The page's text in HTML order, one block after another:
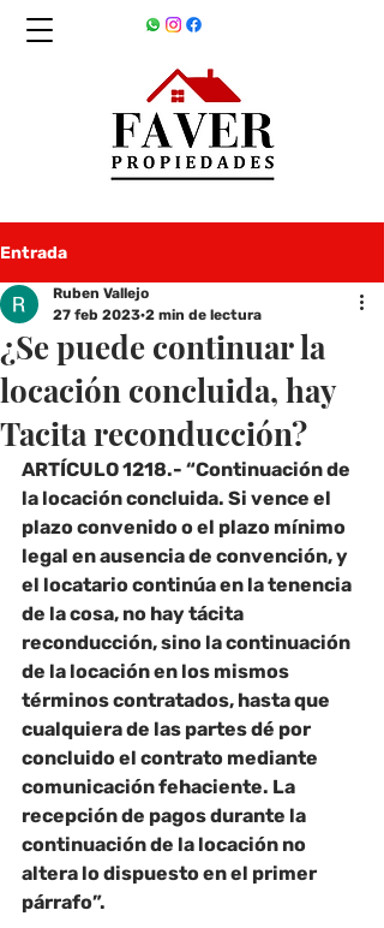
Entrada
¿Se puede continuar la
locación concluida, hay
Tacita reconducción?
Ruben Vallejo
27 feb 2023 2 min de lectura
ARTÍCULO 1218.- “Continuación de
la locación concluida. Si vence el
plazo convenido o el plazo mínimo
legal en ausencia de convención, y
el locatario continúa en la tenencia
de la cosa, no hay tácita
reconducción, sino la continuación
de la locación en los mismos
términos contratados, hasta que
cualquiera de las partes dé por
concluido el contrato mediante
comunicación fehaciente. La
recepción de pagos durante la
continuación de la locación no
altera lo dispuesto en el primer
párrafo”.